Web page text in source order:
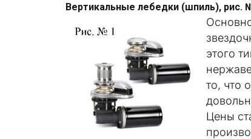
Вертикальные лебедки (шпиль), рис.
этого
то, что
Цены